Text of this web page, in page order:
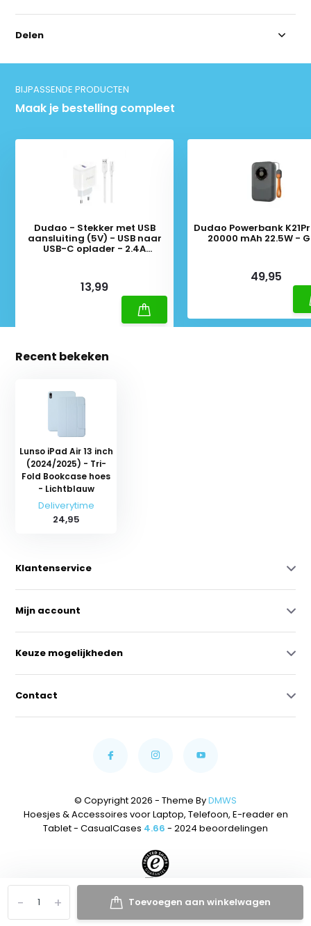
+
- Toevoegen aan winkelwagen
Delen
BIJPASSENDE PRODUCTEN
Maak je bestelling compleet
Dudao - Stekker met USB
aansluiting (5V) - USB naar
USB-C oplader - 2.4A
13,99
Dudao Powerbank
20000 mAh 22.5W -
49,95
Recent bekeken
Lunso iPad Air 13 inch
(2024/2025) - Tri-
Fold Bookcase hoes
- Lichtblauw
Deliverytime
24,95
Klantenservice
Mijn account
Keuze mogelijkheden
Contact
© Copyright 2026 - Theme ByDMWS
Hoesjes & Accessoires voor Laptop, Telefoon, E-reader en
Tablet - CasualCases 4.66 - 2024 beoordelingen